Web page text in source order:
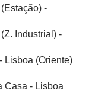
-
Industrial) -
Lisboa (Oriente)
Casa - Lisboa